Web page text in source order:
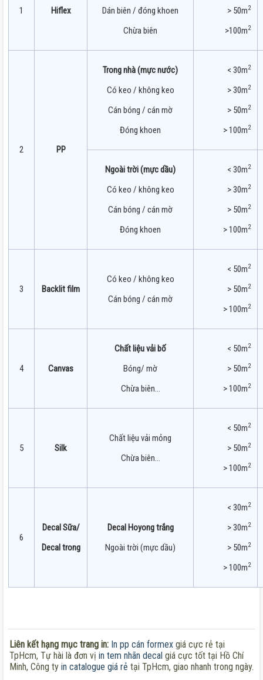
1 Hiflex
Dán biên / đóng khoen
Chừa biên
> 50m2
>100m2
2 PP
Trong nhà (mực nước)
Có keo / không keo
Cán bóng / cán mờ
Đóng khoen
< 30m2
> 30m2
> 50m2
> 100m2
Ngoài trời (mực dầu)
Có keo / không keo
Cán bóng / cán mờ
Đóng khoen
< 30m2
> 30m2
> 50m2
> 100m2
3 Backlit film
Có keo / không keo
Cán bóng / cán mờ
< 50m2
> 50m2
> 100m2
4 Canvas
Chất liệu vải bố
Bóng/ mờ
Chừa biên…
< 50m2
> 50m2
> 100m2
5 Silk
Chất liệu vải mỏng
Chừa biên…
< 50m2
> 50m2
> 100m2
6
Decal Sữa/
Decal trong
Decal Hoyong trắng
Ngoài trời (mực dầu)
< 30m2
> 30m2
> 50m2
> 100m2
Liên kết hạng mục trang in: In pp cán formex giá cực rẻ tại
TpHcm, Tự hài là đơn vị in tem nhãn decal giá cực tốt tại Hồ Chí
Minh, Công ty in catalogue giá rẻ tại TpHcm, giao nhanh trong ngày.